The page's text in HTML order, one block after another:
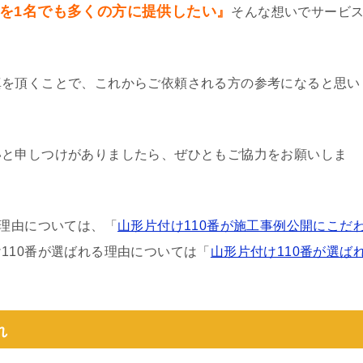
1名でも多くの方に提供したい』 そんな想いでサービ
頂くことで、これからご依頼される方の参考になると思い
申しつけがありましたら、ぜひともご協力をお願いしま
由については、「 山形片付け110番が施工事例公開にこだ
番が選ばれる理由については「 山形片付け110番が選ば